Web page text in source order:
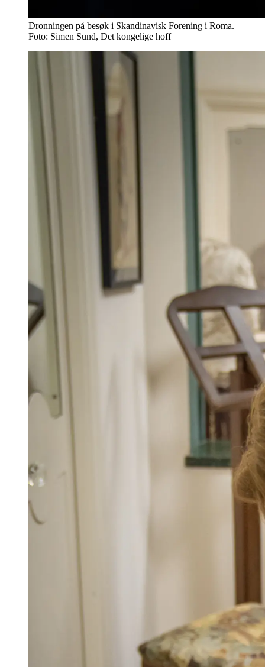
Dronningen på besøk i Skandinavisk Forening i Roma.
Foto: Simen Sund, Det kongelige hoff